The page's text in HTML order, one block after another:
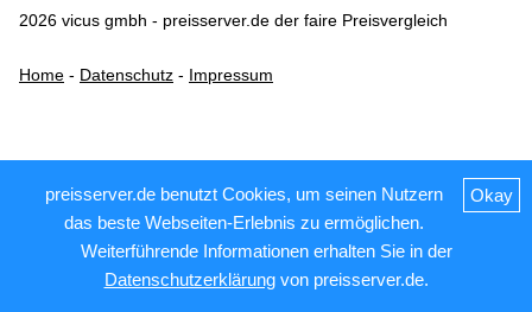
2026 vicus gmbh - preisserver.de der faire Preisvergleich
Home - Datenschutz - Impressum
Okay
preisserver.de benutzt Cookies, um seinen Nutzern
das beste Webseiten-Erlebnis zu ermöglichen.
Weiterführende Informationen erhalten Sie in der
Datenschutzerklärungvon preisserver.de.